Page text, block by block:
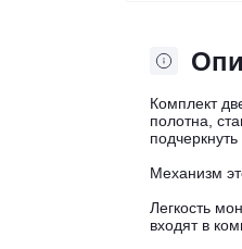
Комплект
полотна,
Механизм
Легкость
входят в